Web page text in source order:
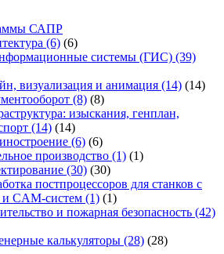
САПР
(6) (6)
системы (ГИС) (39)
визуализация и анимация (14) (14)
(8) (8)
изыскания, генплан,
(14) (14)
(6) (6)
производство (1) (1)
(30) (30)
постпроцессоров для станков с
CAM-систем (1) (1)
и пожарная безопасность (42)
калькуляторы (28) (28)